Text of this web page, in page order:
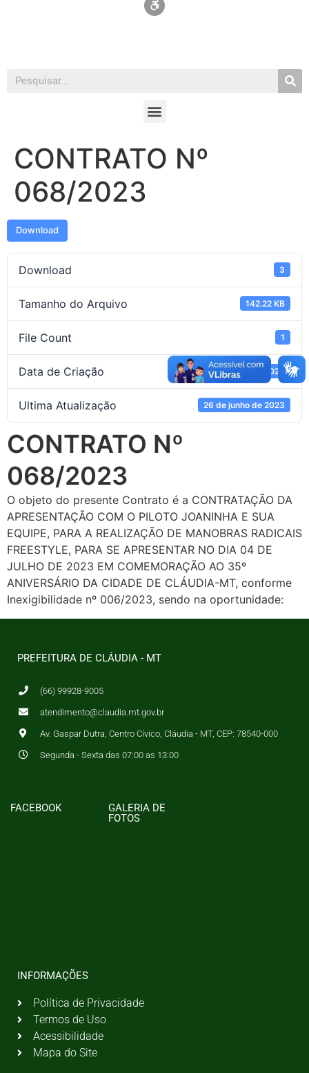
CONTRATO Nº
068/2023
Download
Download 3
Tamanho do Arquivo 142.22 KB
File Count 1
Data de Criação 26 de junho de 2023
Ultima Atualização 26 de junho de 2023
CONTRATO Nº
068/2023
O objeto do presente Contrato é a CONTRATAÇÃO DA
APRESENTAÇÃO COM O PILOTO JOANINHA E SUA
EQUIPE, PARA A REALIZAÇÃO DE MANOBRAS RADICAIS
FREESTYLE, PARA SE APRESENTAR NO DIA 04 DE
JULHO DE 2023 EM COMEMORAÇÃO AO 35º
ANIVERSÁRIO DA CIDADE DE CLÁUDIA-MT, conforme
Inexigibilidade nº 006/2023, sendo na oportunidade:
PREFEITURA DE CLÁUDIA - MT
(66) 99928-9005
atendimento@claudia.mt.gov.br
Av. Gaspar Dutra, Centro Cívico, Cláudia - MT, CEP: 78540-000
Segunda - Sexta das 07:00 as 13:00
FACEBOOK
GALERIA DE
FOTOS
INFORMAÇÕES
Política de Privacidade
Termos de Uso
Acessibilidade
Mapa do Site